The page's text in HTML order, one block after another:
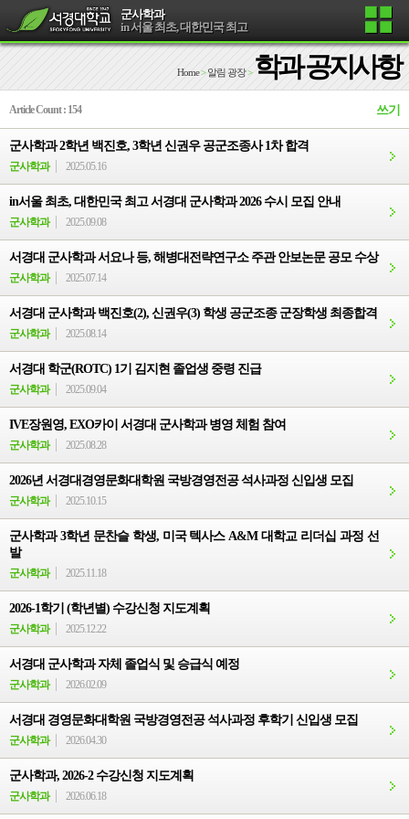
군사학과
in 서울 최초, 대한민국 최고
Home> 알림 광장> 학과 공지사항
Article Count : 154 쓰기
군사학과 2학년 백진호, 3학년 신권우 공군조종사 1차 합격
군사학과 2025.05.16
in서울 최초, 대한민국 최고 서경대 군사학과 2026 수시 모집 안내
군사학과 2025.09.08
서경대 군사학과 서요나 등, 해병대전략연구소 주관 안보논문 공모 수상
군사학과 2025.07.14
서경대 군사학과 백진호(2), 신권우(3) 학생 공군조종 군장학생 최종합격
군사학과 2025.08.14
서경대 학군(ROTC) 1기 김지현 졸업생 중령 진급
군사학과 2025.09.04
IVE장원영, EXO카이 서경대 군사학과 병영 체험 참여
군사학과 2025.08.28
2026년 서경대경영문화대학원 국방경영전공 석사과정 신입생 모집
군사학과 2025.10.15
군사학과 3학년 문찬슬 학생, 미국 텍사스 A&M 대학교 리더십 과정 선
발
군사학과 2025.11.18
2026-1학기 (학년별) 수강신청 지도계획
군사학과 2025.12.22
서경대 군사학과 자체 졸업식 및 승급식 예정
군사학과 2026.02.09
서경대 경영문화대학원 국방경영전공 석사과정 후학기 신입생 모집
군사학과 2026.04.30
군사학과, 2026-2 수강신청 지도계획
군사학과 2026.06.18